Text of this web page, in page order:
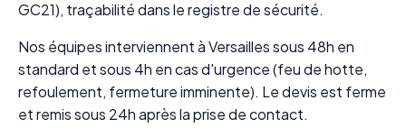
GC21), traçabilité dans le registre de sécurité.
Nos équipes interviennent à Versailles sous 48h en
standard et sous 4h en cas d'urgence (feu de hotte,
refoulement, fermeture imminente). Le devis est ferme
et remis sous 24h après la prise de contact.